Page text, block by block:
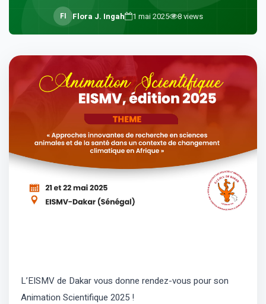
FI Flora J. Ingah 1 mai 2025 8views
L’EISMV de Dakar vous donne rendez-vous pour son
Animation Scientifique 2025 !